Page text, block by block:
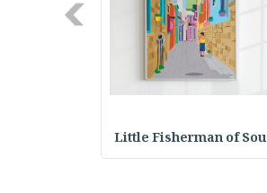
Little Fisherman of Sou
Next